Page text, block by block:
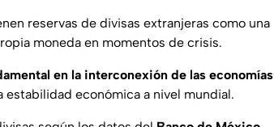
reservas de divisas extranjeras como una
moneda en momentos de crisis.
en la interconexión de las economías
estabilidad económica a nivel mundial.